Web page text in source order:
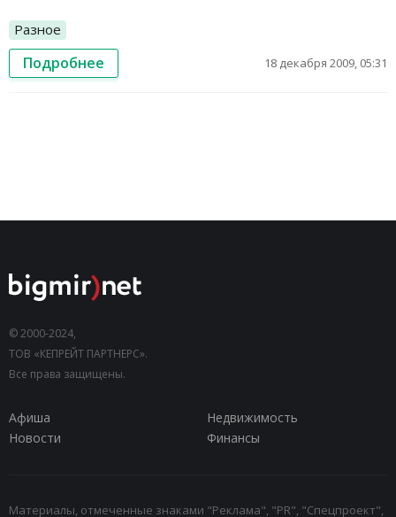
Разное
Подробнее 18 декабря 2009, 05:31
© 2000-2024,
ТОВ «КЕПРЕЙТ ПАРТНЕРС».
Все права защищены.
Афиша
Недвижимость
Новости
Финансы
Материалы, отмеченные знаками "Реклама", "PR", "Спецпроект",